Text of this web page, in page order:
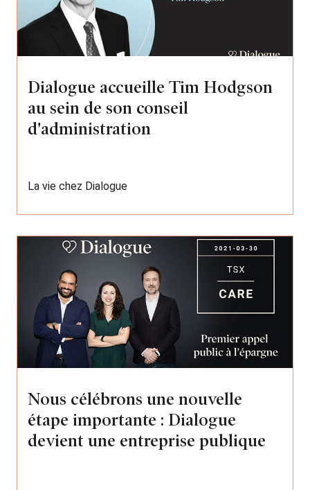
Dialogue accueille Tim Hodgson
au sein de son conseil
d'administration
La vie chez Dialogue
Nous célébrons une nouvelle
étape importante : Dialogue
devient une entreprise publique